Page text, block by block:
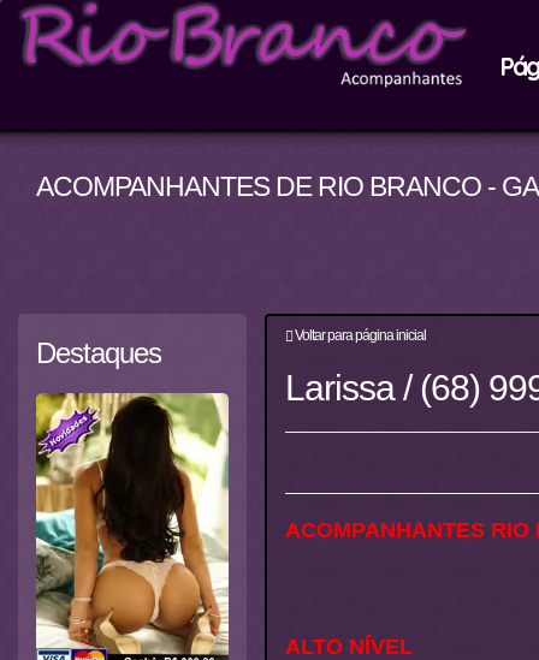
ACOMPANHANTES DE RIO BRANCO -
Destaques
Voltar para página inicial
Larissa / (68)
ACOMPANHANTES RIO
ALTO NÍVEL